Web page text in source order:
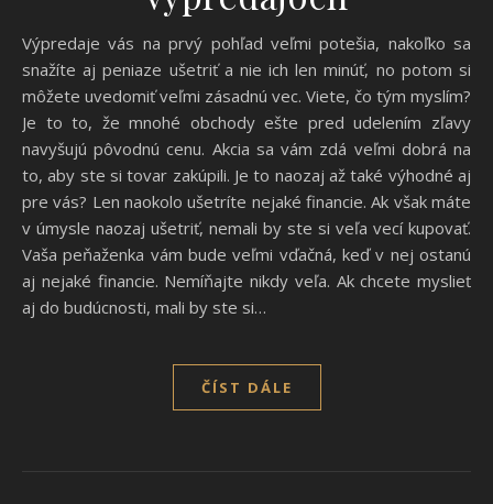
Výpredaje vás na prvý pohľad veľmi potešia, nakoľko sa
snažíte aj peniaze ušetriť a nie ich len minúť, no potom si
môžete uvedomiť veľmi zásadnú vec. Viete, čo tým myslím?
Je to to, že mnohé obchody ešte pred udelením zľavy
navyšujú pôvodnú cenu. Akcia sa vám zdá veľmi dobrá na
to, aby ste si tovar zakúpili. Je to naozaj až také výhodné aj
pre vás? Len naokolo ušetríte nejaké financie. Ak však máte
v úmysle naozaj ušetriť, nemali by ste si veľa vecí kupovať.
Vaša peňaženka vám bude veľmi vďačná, keď v nej ostanú
aj nejaké financie. Nemíňajte nikdy veľa. Ak chcete myslieť
aj do budúcnosti, mali by ste si…
ČÍST DÁLE